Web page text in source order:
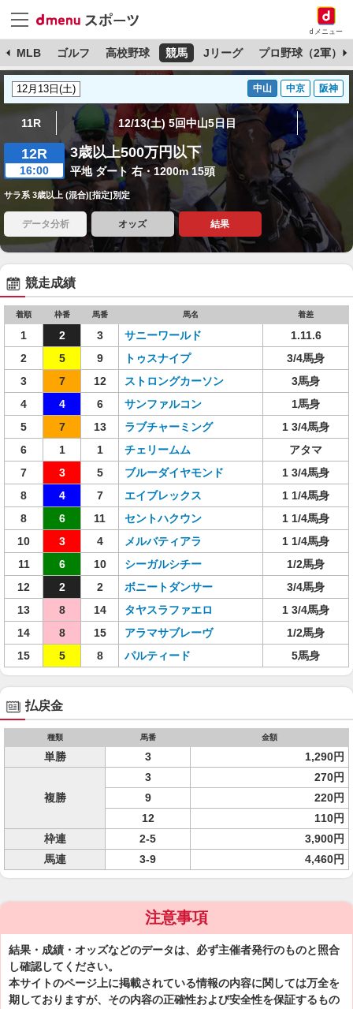
dメニュー
MLB ゴルフ 高校野球 競馬 Jリーグ プロ野球（2軍）
中山 中京 阪神
11R 12/13(土) 5回中山5日目
12R
16:00
3歳以上500万円以下
平地 ダート 右・1200m 15頭
サラ系 3歳以上 (混合)[指定]別定
データ分析 オッズ 結果
競走成績
着順 枠番 馬番 馬名 着差
1 2 3 サニーワールド
1.11.6
2
5 9 トゥスナイプ
3/4馬身
3
7 12 ストロングカーソン
3馬身
4
4 6 サンファルコン
1馬身
5
7 13 ラブチャーミング
1 3/4馬身
6
1 1 チェリームム
アタマ
7
3 5 ブルーダイヤモンド
1 3/4馬身
8
4 7 エイブレックス
1 1/4馬身
8
6 11 セントハクウン
1 1/4馬身
10
3 4 メルバティアラ
1 1/4馬身
11
6 10 シーガルシチー
1/2馬身
12
2 2 ボニートダンサー
3/4馬身
13
8 14 タヤスラファエロ
1 3/4馬身
14
8 15 アラマサブレーヴ
1/2馬身
15
5 8 パルティード 5馬身
払戻金
種類 馬番 金額
単勝 3 1,290円
複勝
3
270円
9
220円
12
110円
枠連
2-5
3,900円
馬連
3-9 4,460円
注意事項
結果・成績・オッズなどのデータは、必ず主催者発行のものと照合
し確認してください。
本サイトのページ上に掲載されている情報の内容に関しては万全を
期しておりますが、その内容の正確性および安全性を保証するもの